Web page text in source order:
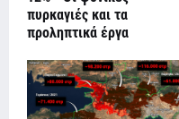
πυρκαγιές και τα
προληπτικά έργα